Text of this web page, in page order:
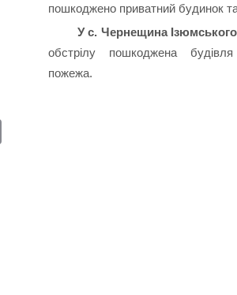
пошкоджено приватний будинок
У с. Чернещина
обстрілу пошкоджена
пожежа.